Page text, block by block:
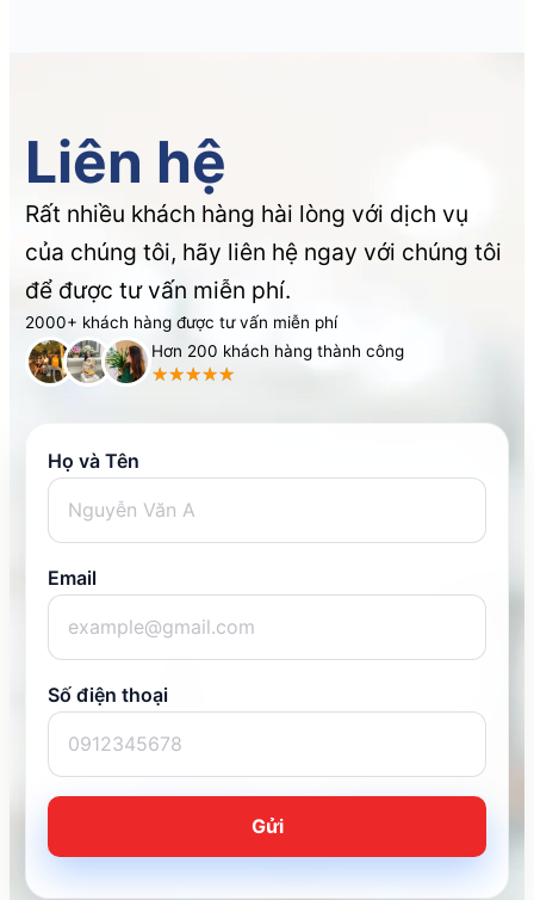
Liên hệ
Rất nhiều khách hàng hài lòng với dịch vụ
của chúng tôi, hãy liên hệ ngay với chúng tôi
để được tư vấn miễn phí.
2000+ khách hàng được tư vấn miễn phí
Hơn 200 khách hàng thành công
Họ và Tên
Email
Số điện thoại